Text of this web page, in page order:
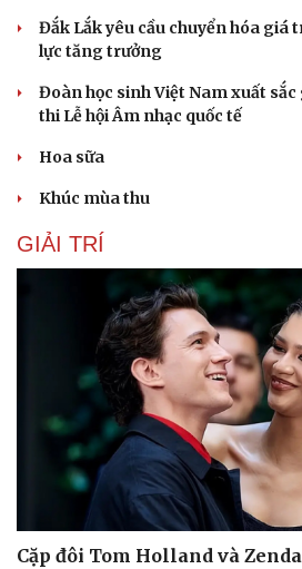
Đắk Lắk yêu cầu chuyển hóa giá
lực tăng trưởng
Đoàn học sinh Việt Nam xuất sắc
thi Lễ hội Âm nhạc quốc tế
Hoa sữa
Khúc mùa thu
GIẢI TRÍ
Cặp đôi Tom Holland và